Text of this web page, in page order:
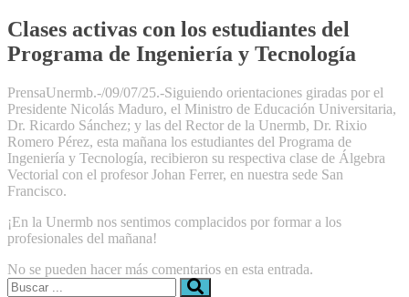
Clases activas con los estudiantes del
Programa de Ingeniería y Tecnología
PrensaUnermb.-/09/07/25.-Siguiendo orientaciones giradas por el
Presidente Nicolás Maduro, el Ministro de Educación Universitaria,
Dr. Ricardo Sánchez; y las del Rector de la Unermb, Dr. Rixio
Romero Pérez, esta mañana los estudiantes del Programa de
Ingeniería y Tecnología, recibieron su respectiva clase de Álgebra
Vectorial con el profesor Johan Ferrer, en nuestra sede San
Francisco.
¡En la Unermb nos sentimos complacidos por formar a los
profesionales del mañana!
No se pueden hacer más comentarios en esta entrada.
Buscar: